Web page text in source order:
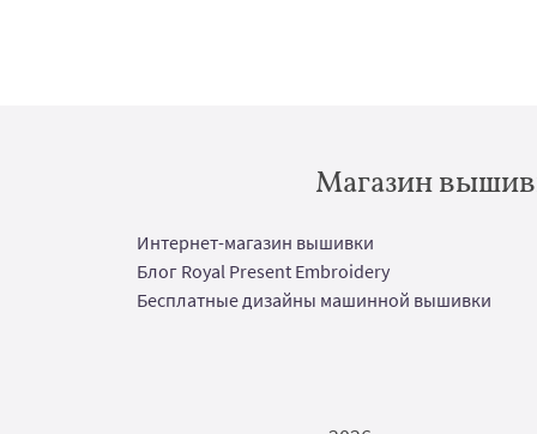
Магазин
Интернет-магазин вышивки
Блог Royal Present Embroidery
Бесплатные дизайны машинной вышивки